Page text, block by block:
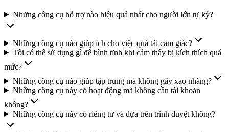
Những công cụ hỗ trợ nào hiệu quả nhất cho người lớn tự kỷ?
Những công cụ nào giúp ích cho việc quá tải cảm giác?
Tôi có thể sử dụng gì để bình tĩnh khi cảm thấy bị kích thích quá
mức?
Những công cụ nào giúp tập trung mà không gây xao nhãng?
Những công cụ này có hoạt động mà không cần tài khoản
không?
Những công cụ này có riêng tư và dựa trên trình duyệt không?